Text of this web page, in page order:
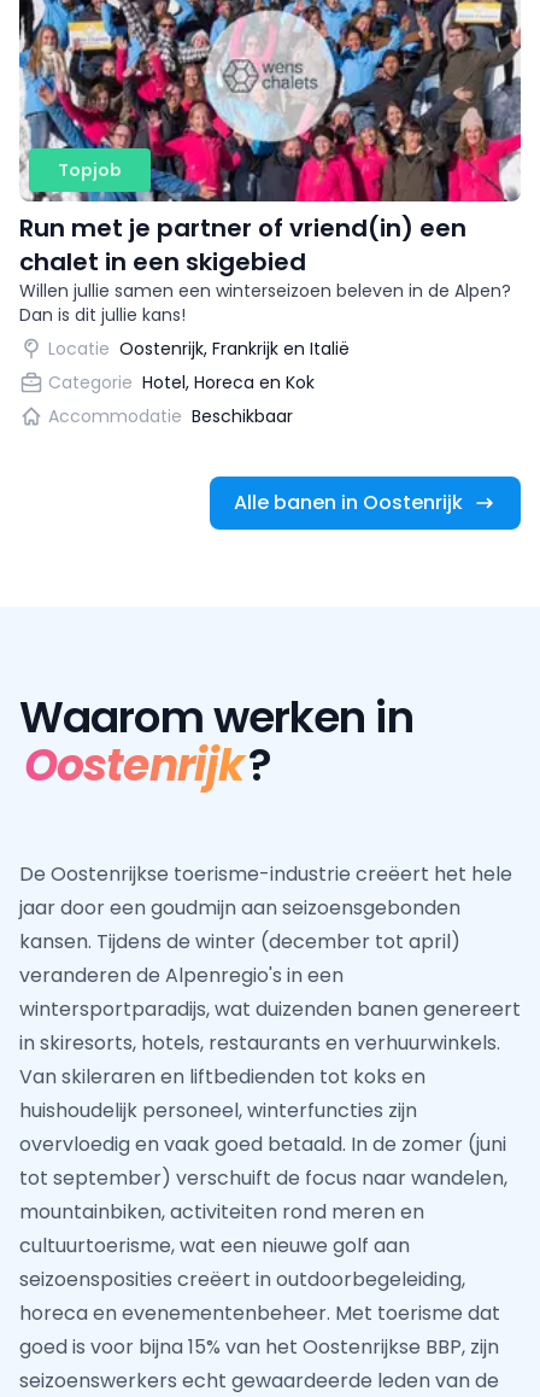
Topjob
Run met je partner of vriend(in) een
chalet in een skigebied
Willen jullie samen een winterseizoen beleven in de Alpen?
Dan is dit jullie kans!
Locatie Oostenrijk, Frankrijk en Italië
Categorie Hotel, Horeca en Kok
Accommodatie Beschikbaar
Alle banen in Oostenrijk
Waarom werken in
Oostenrijk?
De Oostenrijkse toerisme-industrie creëert het hele
jaar door een goudmijn aan seizoensgebonden
kansen. Tijdens de winter (december tot april)
veranderen de Alpenregio's in een
wintersportparadijs, wat duizenden banen genereert
in skiresorts, hotels, restaurants en verhuurwinkels.
Van skileraren en liftbedienden tot koks en
huishoudelijk personeel, winterfuncties zijn
overvloedig en vaak goed betaald. In de zomer (juni
tot september) verschuift de focus naar wandelen,
mountainbiken, activiteiten rond meren en
cultuurtoerisme, wat een nieuwe golf aan
seizoensposities creëert in outdoorbegeleiding,
horeca en evenementenbeheer. Met toerisme dat
goed is voor bijna 15% van het Oostenrijkse BBP, zijn
seizoenswerkers echt gewaardeerde leden van de